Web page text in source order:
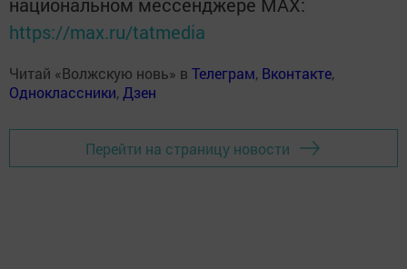
национальном мессенджере MАХ:
https://max.ru/tatmedia
Читай «Волжскую новь» в Телеграм, Вконтакте,
Одноклассники,Дзен
Перейти на страницу новости